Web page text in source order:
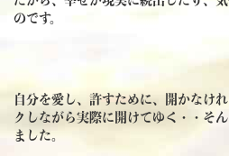
のです。
自分を愛し、許すために、開かなけ
クしながら実際に開けてゆく・・そ
ました。